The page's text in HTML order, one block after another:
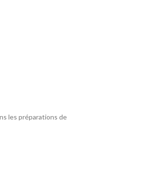
les préparations de